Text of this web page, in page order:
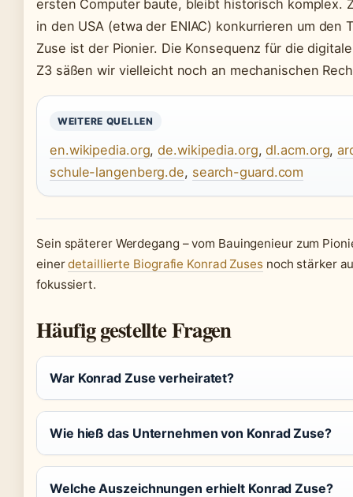
ersten Computer baute, bleibt historisch komplex.
in den USA (etwa der ENIAC) konkurrieren um den
Zuse ist der Pionier. Die Konsequenz für die
Z3 säßen wir vielleicht noch an mechanischen
WEITERE QUELLEN
en.wikipedia.org,de.wikipedia.org,dl.acm.org,
schule-langenberg.de, search-guard.com
Sein späterer Werdegang – vom Bauingenieur zum
einerdetaillierte Biografie Konrad Zusesnoch stärker
fokussiert.
Häufig gestellte Fragen
War Konrad Zuse verheiratet?
Wie hieß das Unternehmen von Konrad Zuse?
Welche Auszeichnungen erhielt Konrad Zuse?